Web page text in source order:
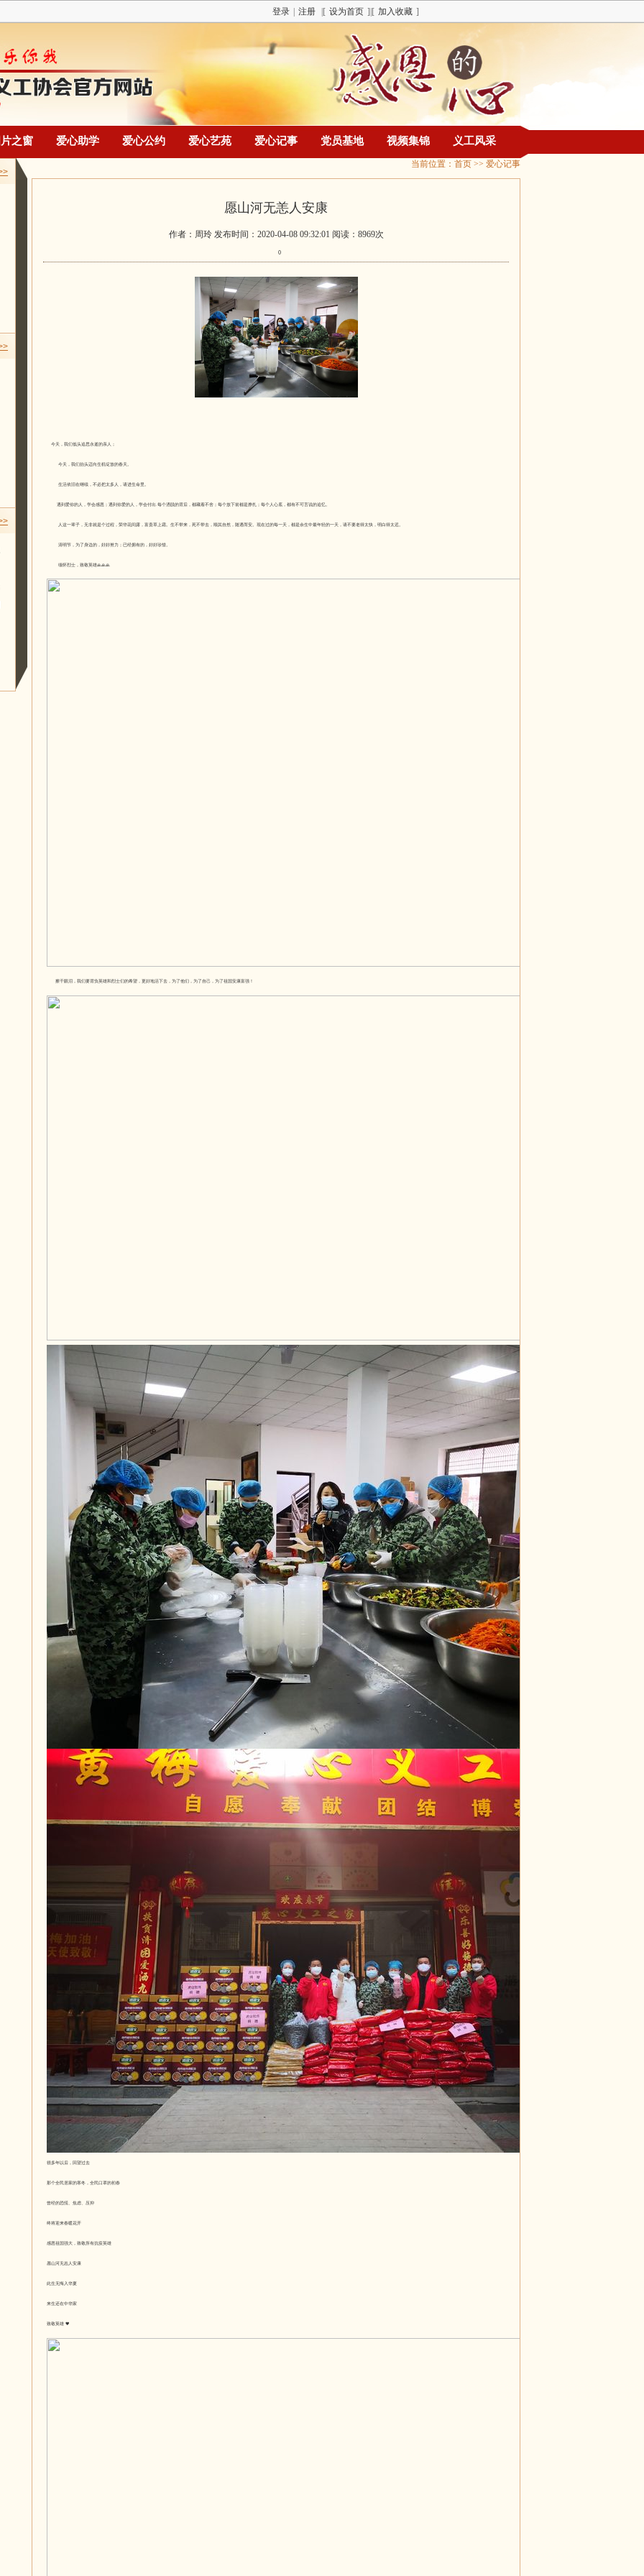
登录 注册 |[ 设为首页 ]|[ 加入收藏 ]
之窗 爱心助学 爱心公约 爱心艺苑 爱心记事 党员基地 视频集锦 义工风采
当前位置： 首页 >> 爱心记事
愿山河无恙人安康
作者：周玲 发布时间：2020-04-08 09:32:01 阅读：8969次
0
今天，我们低头追思永逝的亲人；
今天，我们抬头迈向生机绽放的春天。
生活依旧在继续，不必把太多人，请进生命里。
遇到爱你的人，学会感恩；遇到你爱的人，学会付出.每个洒脱的背后，都藏着不舍；每个放下前都是挣扎；每个人心底，都有不可言说的追忆。
人这一辈子，无非就是个过程，荣华花间露，富贵草上霜。生不带来，死不带去，顺其自然，随遇而安。现在过的每一天，都是余生中最年轻的一天，请不要老得太快，明白得太迟。
清明节，为了身边的，好好努力；已经拥有的，好好珍惜。
缅怀烈士，致敬英雄🙏🙏🙏
擦干眼泪，我们要背负英雄和烈士们的希望，更好地活下去，为了他们，为了自己，为了祖国安康富强！
很多年以后，回望过去
那个全民居家的寒冬，全民口罩的初春
曾经的恐慌、焦虑、压抑
终将迎来春暖花开
感恩祖国强大，致敬所有抗疫英雄
愿山河无恙人安康
此生无悔入华夏
来生还在中华家
致敬英雄 🖤